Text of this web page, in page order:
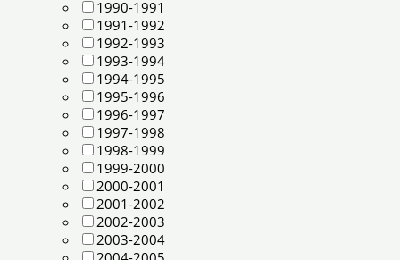
1990-1991
1991-1992
1992-1993
1993-1994
1994-1995
1995-1996
1996-1997
1997-1998
1998-1999
1999-2000
2000-2001
2001-2002
2002-2003
2003-2004